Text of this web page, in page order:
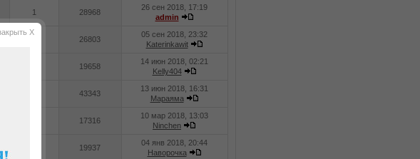
1 28968
26 сен 2018, 17:19
admin
26803
05 сен 2018, 23:32
Katerinkawit
19658
14 июн 2018, 02:21
Kelly404
43343
13 июн 2018, 16:31
Мараяма
17316
10 мар 2018, 13:03
Ninchen
19937
04 янв 2018, 20:44
Наворочка
X